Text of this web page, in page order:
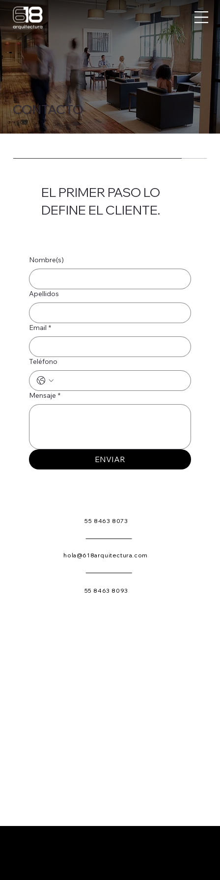
CONTACTO
EL PRIMER PASO LO
DEFINE EL CLIENTE.
Nombre(s)
Apellidos
Email *
Teléfono
Mensaje *
ENVIAR
55 8463 8073
hola@618arquitectura.com
55 8463 8093